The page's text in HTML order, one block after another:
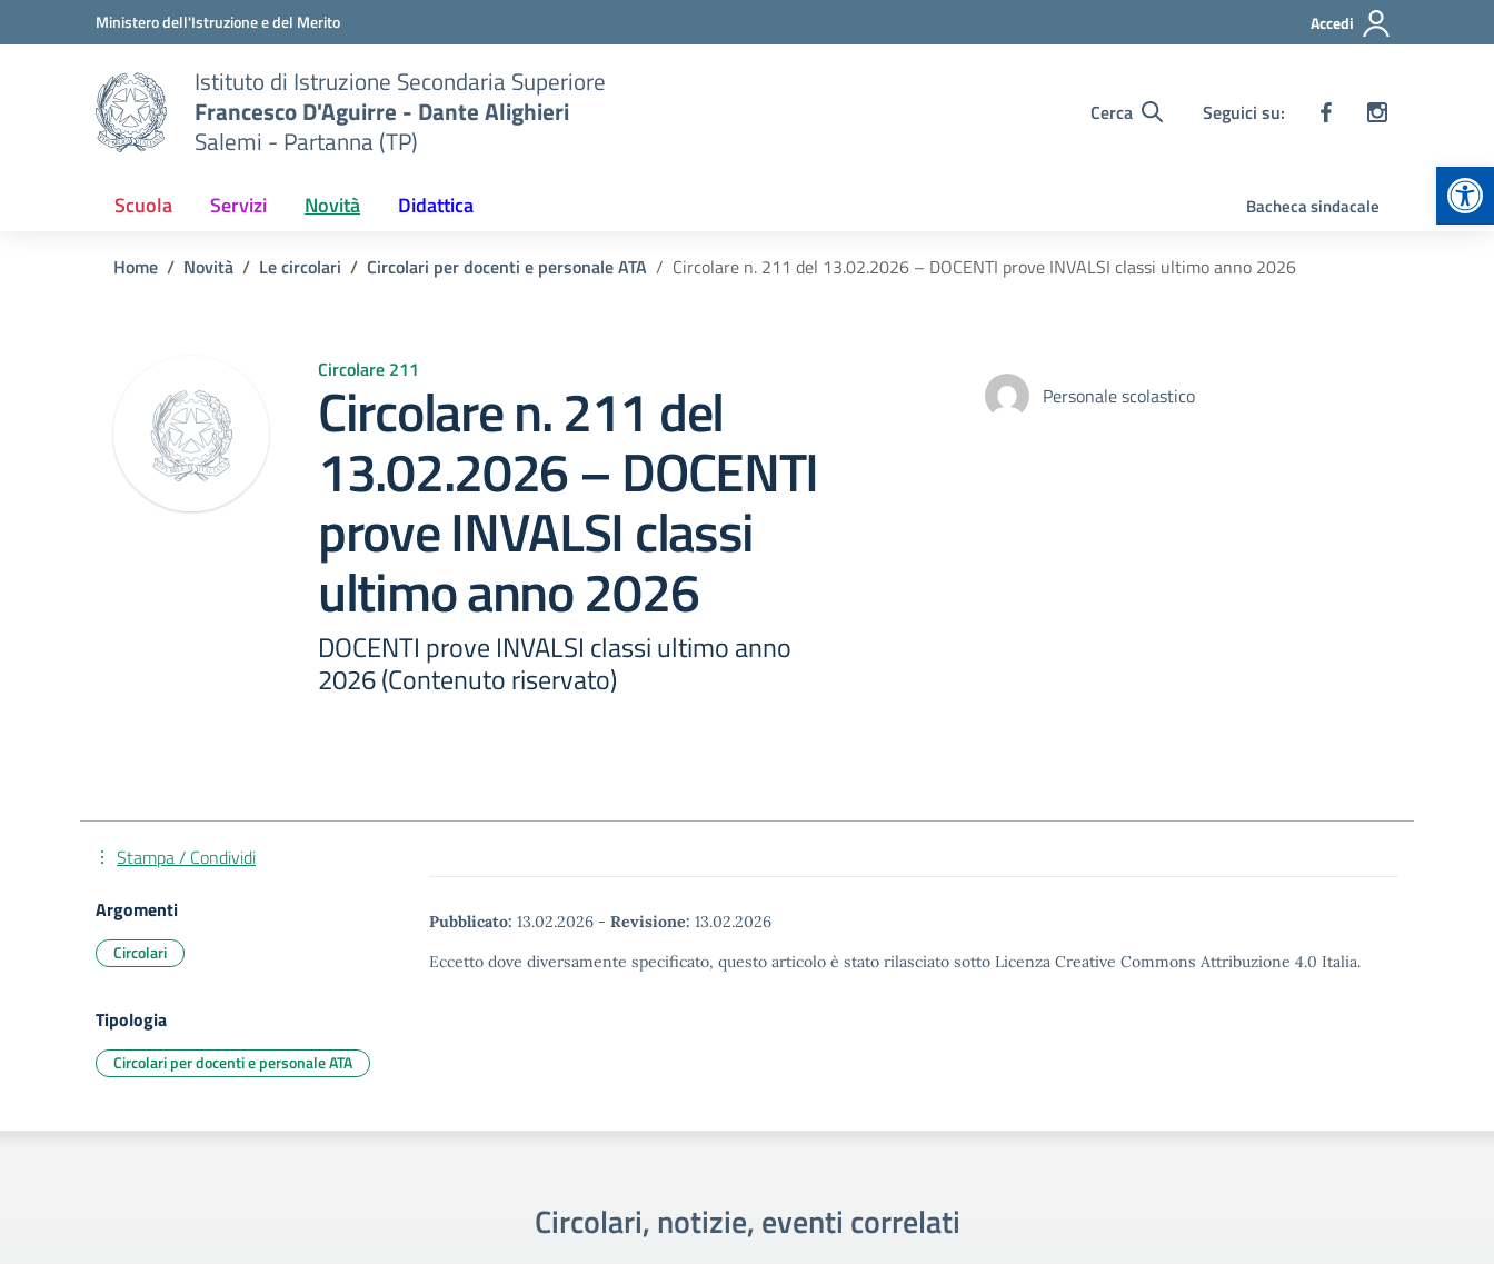
Vai ai contenuti
Vai al menu di navigazioneMinistero dell'Istruzione e del Merito Accedi
Istituto di Istruzione Secondaria Superiore
Francesco D'Aguirre - Dante Alighieri
Salemi - Partanna (TP)
Cerca Seguici su:
Scuola Servizi Novità Didattica Bacheca sindacale
Home Novità Le circolari Circolari per docenti e personale ATA Circolare n. 211 del 13.02.2026 – DOCENTI prove INVALSI classi ultimo anno 2026
Circolare 211
Circolare n. 211 del
13.02.2026 – DOCENTI
prove INVALSI classi
ultimo anno 2026
DOCENTI prove INVALSI classi ultimo anno
2026 (Contenuto riservato)
Personale scolastico
Pubblicato: 13.02.2026 - Revisione: 13.02.2026
Eccetto dove diversamente specificato, questo articolo è stato rilasciato sotto Licenza Creative Commons Attribuzione 4.0 Italia.
Stampa / Condividi
Argomenti
Circolari
Tipologia
Circolari per docenti e personale ATA
Circolari, notizie, eventi correlati